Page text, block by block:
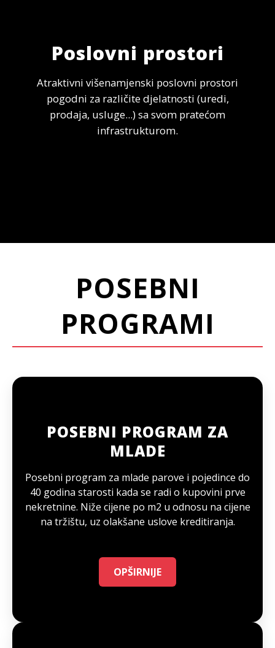
Poslovni prostori
Atraktivni višenamjenski poslovni prostori
pogodni za različite djelatnosti (uredi,
prodaja, usluge...) sa svom pratećom
infrastrukturom.
POSEBNI
PROGRAMI
POSEBNI PROGRAM ZA
MLADE
Posebni program za mlade parove i pojedince do
40 godina starosti kada se radi o kupovini prve
nekretnine. Niže cijene po m2 u odnosu na cijene
na tržištu, uz olakšane uslove kreditiranja.
OPŠIRNIJE